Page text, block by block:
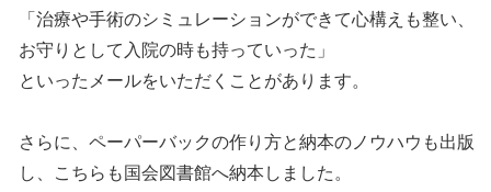
「治療や手術のシミュレーションができて心構えも整い、
お守りとして入院の時も持っていった」
といったメールをいただくことがあります。
さらに、ペーパーバックの作り方と納本のノウハウも出版
し、こちらも国会図書館へ納本しました。